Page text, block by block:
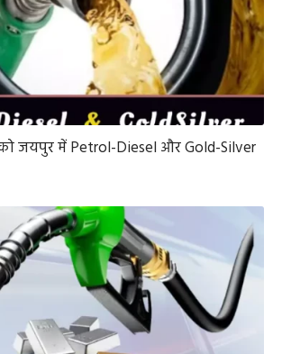
जयपुर में Petrol-Diesel और Gold-Silver